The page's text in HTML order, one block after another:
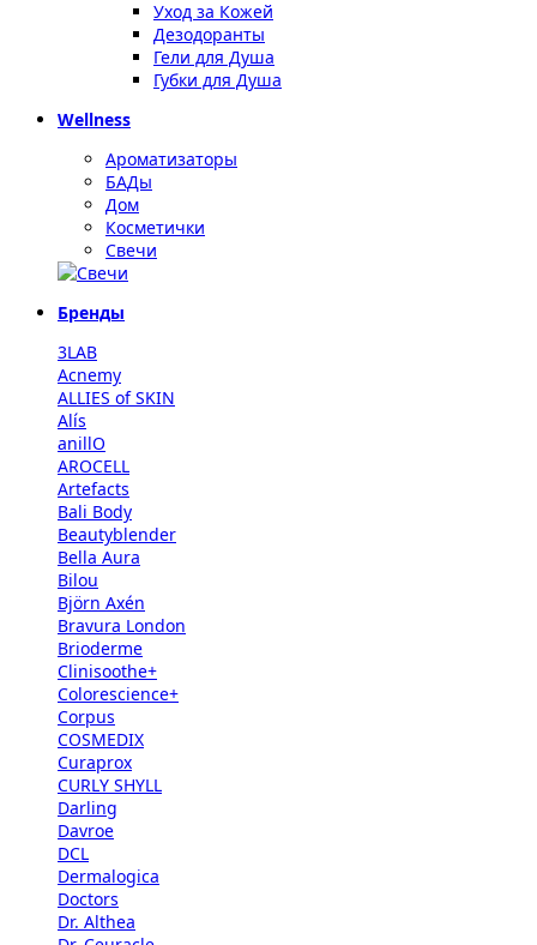
Уход за Кожей
Дезодоранты
Гели для Душа
Губки для Душа
Wellness
Ароматизаторы
БАДы
Дом
Косметички
Свечи
Бренды
3LAB
Acnemy
ALLIES of SKIN
Alís
anillO
AROCELL
Artefacts
Bali Body
Beautyblender
Bella Aura
Bilou
Björn Axén
Bravura London
Brioderme
Clinisoothe+
Colorescience+
Corpus
COSMEDIX
Curaprox
CURLY SHYLL
Darling
Davroe
DCL
Dermalogica
Doctors
Dr. Althea